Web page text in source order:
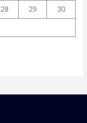
28 29 30